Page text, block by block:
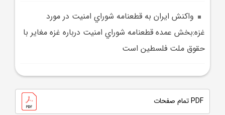
واکنش ايران به قطعنامه شوراي امنيت در مورد
غزه:بخش عمده قطعنامه شوراي امنيت درباره غزه مغاير با
حقوق ملت فلسطين است
PDF تمام صفحات